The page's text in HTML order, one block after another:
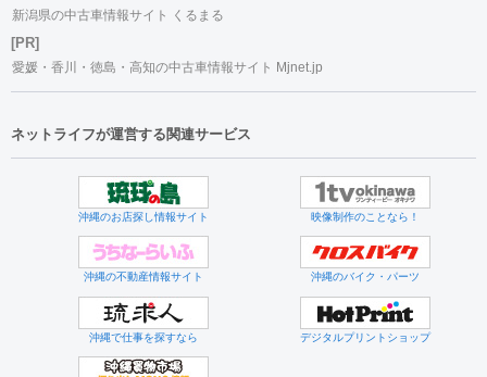
新潟県の中古車情報サイト くるまる
[PR]
愛媛・香川・徳島・高知の中古車情報サイト Mjnet.jp
ネットライフが運営する関連サービス
沖縄のお店探し情報サイト 映像制作のことなら！
沖縄の不動産情報サイト 沖縄のバイク・パーツ
沖縄で仕事を探すなら デジタルプリントショップ